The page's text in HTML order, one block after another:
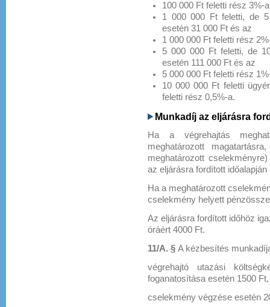
100 000 Ft feletti rész 3%-a
1 000 000 Ft feletti, de
esetén 31 000 Ft és az
1 000 000 Ft feletti rész
5 000 000 Ft feletti, de
esetén 111 000 Ft és az
5 000 000 Ft feletti rész
10 000 000 Ft feletti
feletti rész 0,5%-a.
Munkadíj az eljárásra
Ha a végrehajtás
meghatározott
meghatározott
az eljárásra fordított
Ha a meghatározott
cselekmény helyett
Az eljárásra fordított időhöz
óráért 4000 Ft.
11/A. § A kézbesítés
végrehajtó utazási
foganatosítása esetén 1500
cselekmény végzése esetén